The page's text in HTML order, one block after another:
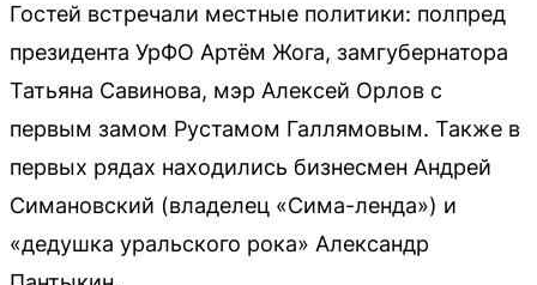
Гостей встречали местные политики: полпред
президента УрФО Артём Жога, замгубернатора
Татьяна Савинова, мэр Алексей Орлов с
первым замом Рустамом Галлямовым. Также в
первых рядах находились бизнесмен Андрей
Симановский (владелец «Сима-ленда») и
«дедушка уральского рока» Александр